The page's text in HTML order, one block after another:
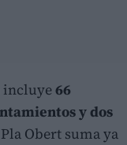
incluye66
y dos
Obert suma ya